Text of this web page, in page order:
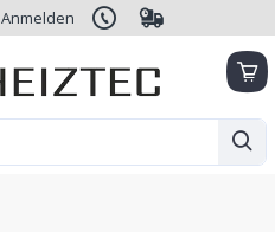
Anmelden